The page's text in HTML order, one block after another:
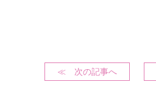
≪ 次の記事へ